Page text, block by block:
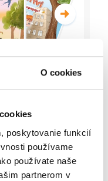
O cookies
poskytovanie funkcií
používame
používate naše
partnerom v